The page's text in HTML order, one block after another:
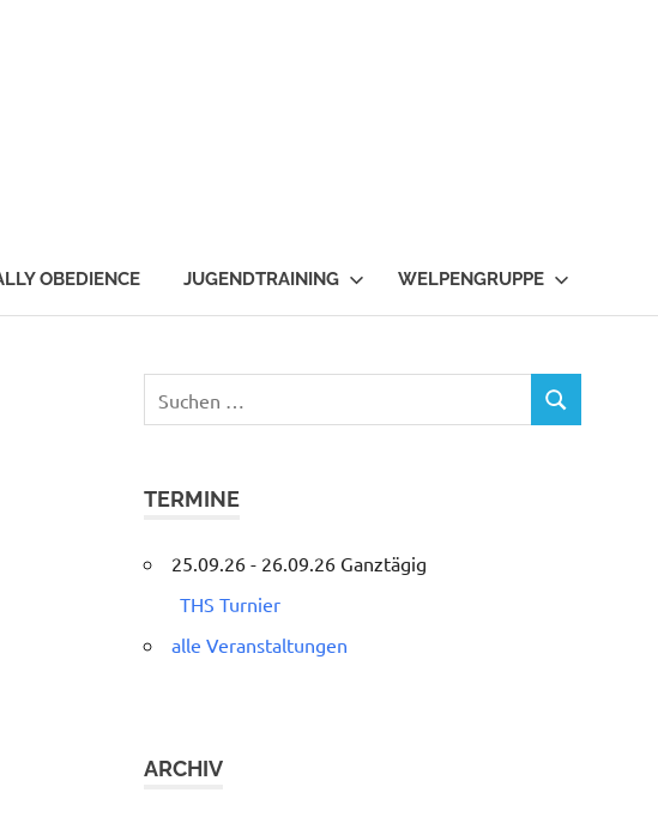
OBEDIENCE JUGENDTRAINING WELPENGRUPPE
nach:
SUCHEN
TERMINE
25.09.26 - 26.09.26 Ganztägig
THS Turnier
alle Veranstaltungen
ARCHIV